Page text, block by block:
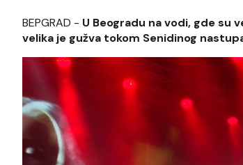
BEPGRAD - U Beogradu na vodi, gde su
velika je gužva tokom Senidinog